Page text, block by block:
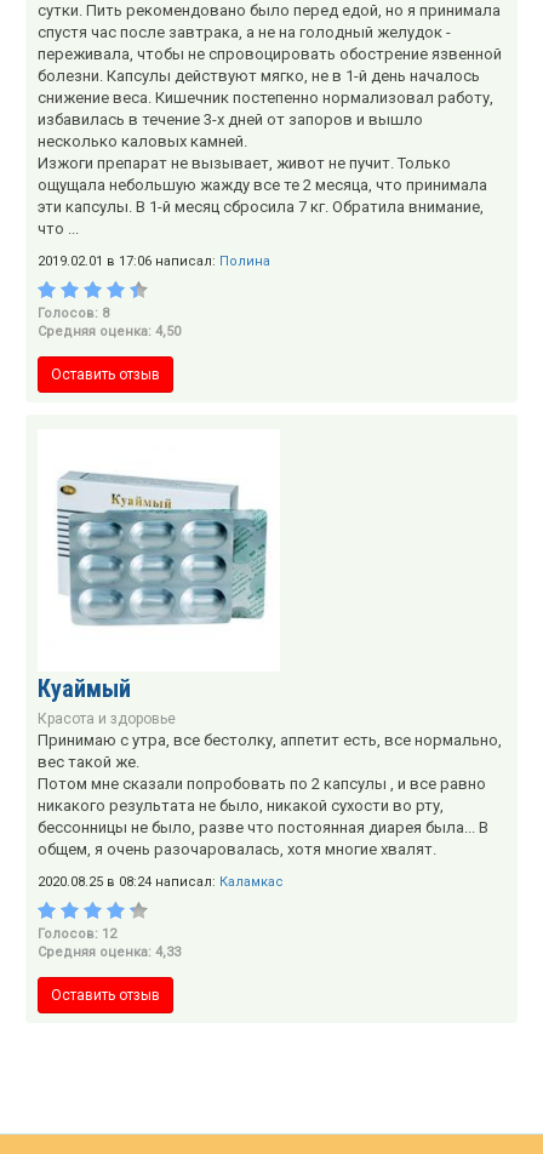
сутки. Пить рекомендовано было перед едой, но я принимала
спустя час после завтрака, а не на голодный желудок -
переживала, чтобы не спровоцировать обострение язвенной
болезни. Капсулы действуют мягко, не в 1-й день началось
снижение веса. Кишечник постепенно нормализовал работу,
избавилась в течение 3-х дней от запоров и вышло
несколько каловых камней.
Изжоги препарат не вызывает, живот не пучит. Только
ощущала небольшую жажду все те 2 месяца, что принимала
эти капсулы. В 1-й месяц сбросила 7 кг. Обратила внимание,
что ...
2019.02.01 в 17:06 написал: Полина
Голосов: 8
Средняя оценка: 4,50
Оставить отзыв
Куаймый
Красота и здоровье
Принимаю с утра, все бестолку, аппетит есть, все нормально,
вес такой же.
Потом мне сказали попробовать по 2 капсулы , и все равно
никакого результата не было, никакой сухости во рту,
бессонницы не было, разве что постоянная диарея была... В
общем, я очень разочаровалась, хотя многие хвалят.
2020.08.25 в 08:24 написал: Каламкас
Голосов: 12
Средняя оценка: 4,33
Оставить отзыв